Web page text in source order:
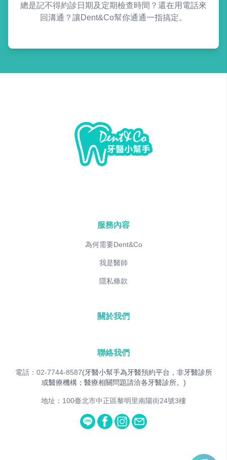
總是記不得約診日期及定期檢查時間？還在用電話來
回溝通？讓Dent&Co幫你通通一指搞定。
服務內容
為何需要Dent&Co
我是醫師
隱私條款
關於我們
聯絡我們
電話：02-7744-8587(牙醫小幫手為牙醫預約平台，非牙醫診所
或醫療機構；醫療相關問題請洽各牙醫診所。)
地址：100臺北市中正區黎明里南陽街24號3樓